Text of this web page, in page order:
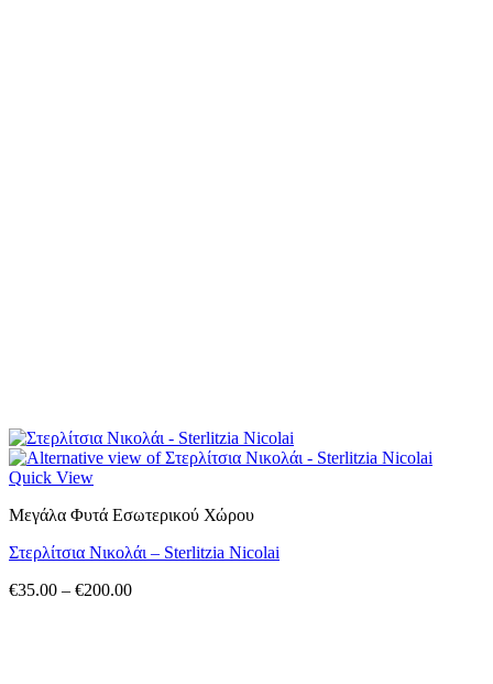
Quick View
Μεγάλα Φυτά Εσωτερικού Χώρου
Στερλίτσια Νικολάι – Sterlitzia Nicolai
€35.00 – €200.00Price